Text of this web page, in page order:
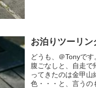
お泊りツーリ
どうも、＠Tonyで
腹ごなしと、自走
ってきたのは金甲
色・・・と、言うの